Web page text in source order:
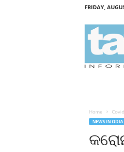
FRIDAY,
Home Covid
NEWS IN ODIA